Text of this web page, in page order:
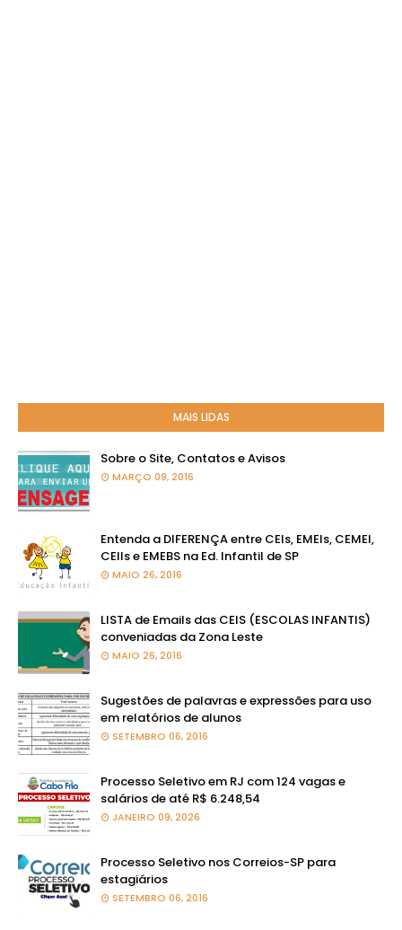
MAIS LIDAS
Sobre o Site, Contatos e Avisos
MARÇO 09, 2016
Entenda a DIFERENÇA entre CEIs, EMEIs, CEMEI,
CEIIs e EMEBS na Ed. Infantil de SP
MAIO 26, 2016
LISTA de Emails das CEIS (ESCOLAS INFANTIS)
conveniadas da Zona Leste
MAIO 26, 2016
Sugestões de palavras e expressões para uso
em relatórios de alunos
SETEMBRO 06, 2016
Processo Seletivo em RJ com 124 vagas e
salários de até R$ 6.248,54
JANEIRO 09, 2026
Processo Seletivo nos Correios-SP para
estagiários
SETEMBRO 06, 2016